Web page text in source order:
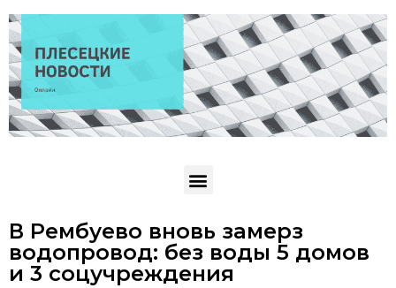
В Рембуево вновь замерз
водопровод: без воды 5 домов
и 3 соцучреждения